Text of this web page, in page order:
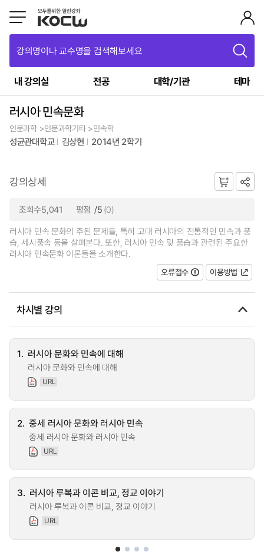
강의명이나 교수명을 검색해보세요
내 강의실 전공 대학/기관 테마
러시아 민속문화
인문과학 >인문과학기타 >민속학
성균관대학교 김상현 2014년 2학기
강의상세
조회수5,041 평점 /5 (0)
러시아 민속 문화의 주된 문제들, 특히 고대 러시아의 전통적인 민속과 풍
습, 세시풍속 등을 살펴본다. 또한, 러시아 민속 및 풍습과 관련된 주요한
러시아 민속문화 이론들을 소개한다.
오류접수
이용방법
차시별 강의
1. 러시아 문화와 민속에 대해
러시아 문화와 민속에 대해
URL
2. 중세 러시아 문화와 러시아 민속
중세 러시아 문화와 러시아 민속
URL
3. 러시아 루복과 이콘 비교, 정교 이야기
러시아 루복과 이콘 비교, 정교 이야기
URL